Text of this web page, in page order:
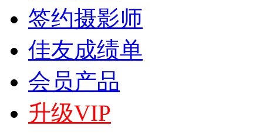
签约摄影师
佳友成绩单
会员产品
升级VIP